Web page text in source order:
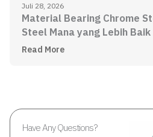
Material Bearing Chrome
Steel Mana yang Lebih Baik
Juli 28, 2026
Read More
Have Any Questions?